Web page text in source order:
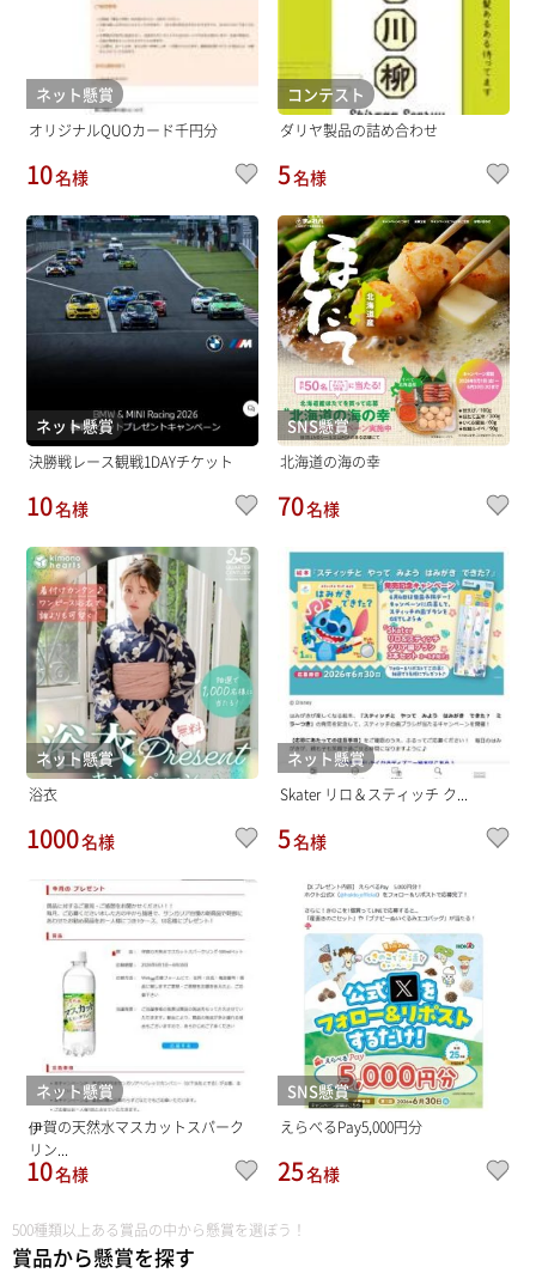
500種類以上ある賞品の中から懸賞を選ぼう！
賞品から懸賞を探す
ネット懸賞
オリジナルQUOカード千円分
10名様
コンテスト
ダリヤ製品の詰め合わせ
5名様
ネット懸賞
決勝戦レース観戦1DAYチケット
10名様
SNS懸賞
北海道の海の幸
70名様
ネット懸賞
浴衣
1000名様
ネット懸賞
Skater リロ＆スティッチ ク...
5名様
ネット懸賞
伊賀の天然水マスカットスパーク
リン...
10名様
SNS懸賞
えらべるPay5,000円分
25名様